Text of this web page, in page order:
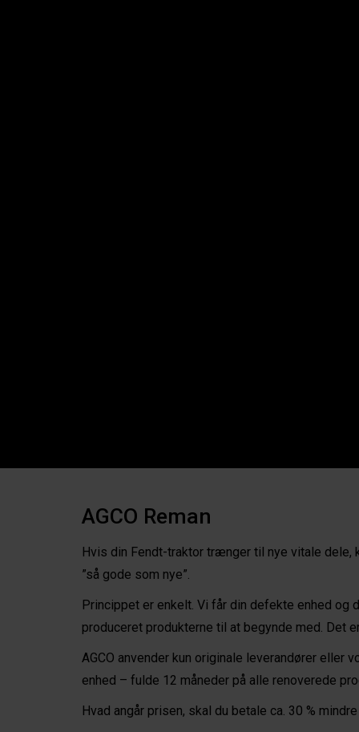
AGCO Reman
Hvis din Fendt-traktor trænger til nye vitale dele,
”så gode som nye”.
Princippet er enkelt. Vi får din defekte enhed og
produceret produkterne til at begynde med. Det
AGCO anvender kun originale leverandører
enhed – fulde 12 måneder på alle renoverede
Hvad angår prisen, skal du betale ca. 30 %